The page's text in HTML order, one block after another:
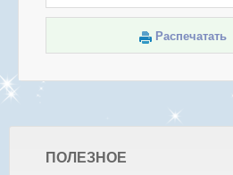
Распечатать
ПОЛЕЗНОЕ